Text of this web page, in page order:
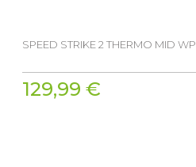
SPEED STRIKE 2 THERMO MID WP
129,99 €